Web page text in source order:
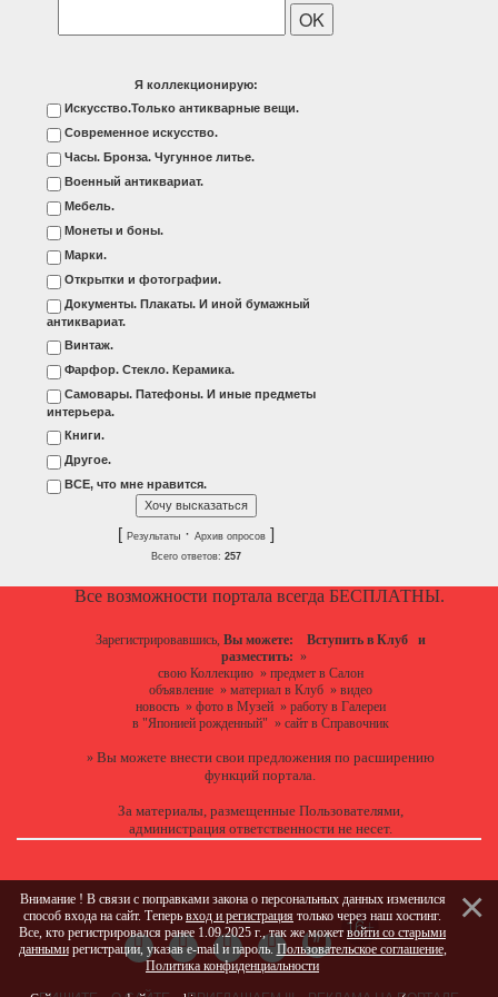
Я коллекционирую:
Искусство.Только антикварные вещи.
Современное искусство.
Часы. Бронза. Чугунное литье.
Военный антиквариат.
Мебель.
Монеты и боны.
Марки.
Открытки и фотографии.
Документы. Плакаты. И иной бумажный
антиквариат.
Винтаж.
Фарфор. Стекло. Керамика.
Самовары. Патефоны. И иные предметы
интерьера.
Книги.
Другое.
ВСЕ, что мне нравится.
[ Результаты· Архив опросов]
Всего ответов: 257
Все возможности портала всегда БЕСПЛАТНЫ.
Зарегистрировавшись, Вы можете: Вступить в Клуб
и
разместить: »
свою Коллекцию» предмет в Салон
объявление» материал в Клуб» видео
новость» фото в Музей» работу в Галереи
в "Японией рожденный" » сайт в Справочник
» Вы можете внести свои предложенияпо расширению
функций портала.
За материалы, размещенные Пользователями,
администрация ответственности не несет.
Внимание ! В связи с поправками закона о персональных данных изменился
способ входа на сайт. Теперь вход и регистрация только через наш хостинг.
Все, кто регистрировался ранее 1.09.2025 г., так же может войти со старыми
даннымирегистрации, указав e-mail и пароль.Пользовательское соглашение,
Политика конфиденциальности